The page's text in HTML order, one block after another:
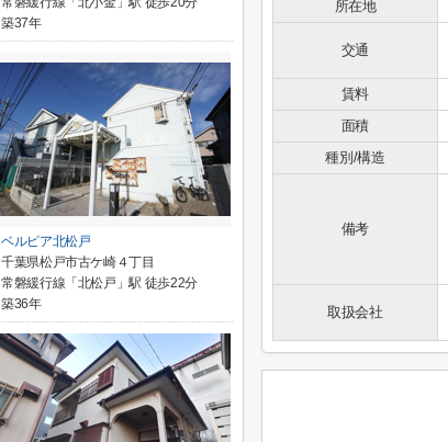
所在地
交通
賃料
面積
種別/構造
備考
取扱会社
築37年
ベルピア北松戸
千葉県松戸市古ケ崎４丁目
常磐緩行線「北松戸」駅 徒歩22分
築36年